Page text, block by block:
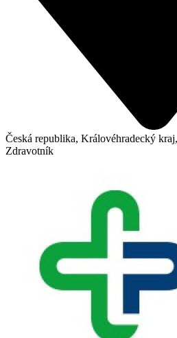
Česká republika, Královéhradecký
Zdravotník